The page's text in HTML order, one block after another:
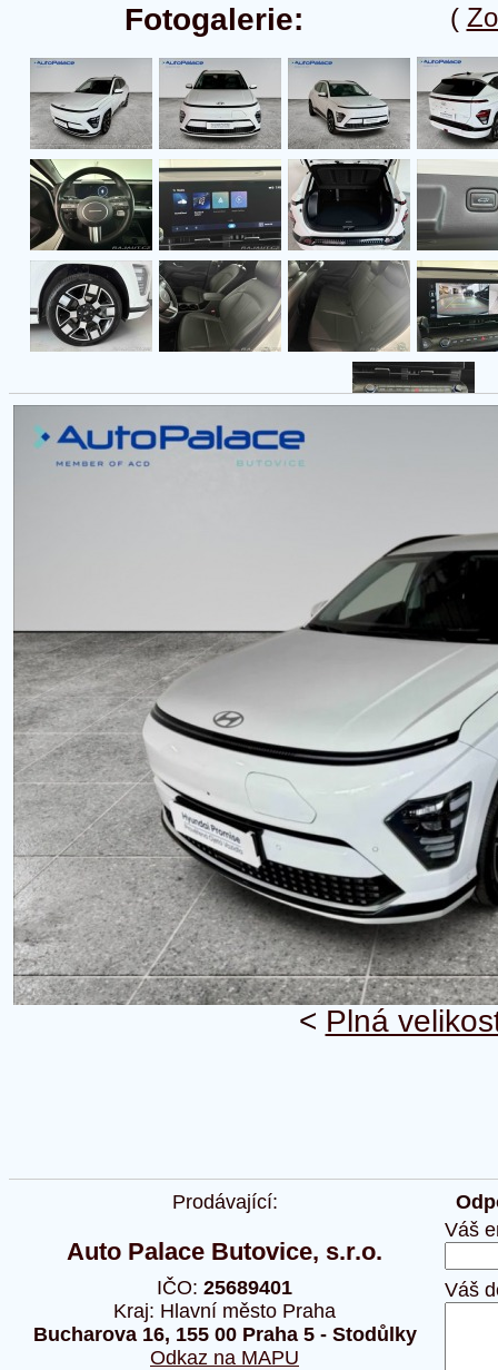
(
Fotogalerie:
< Plná
Prodávající:
Auto Palace Butovice, s.r.o.
IČO: 25689401
Kraj: Hlavní město Praha
Bucharova 16, 155 00 Praha 5 - Stodůlky
Odkaz na MAPU
Váš
Váš